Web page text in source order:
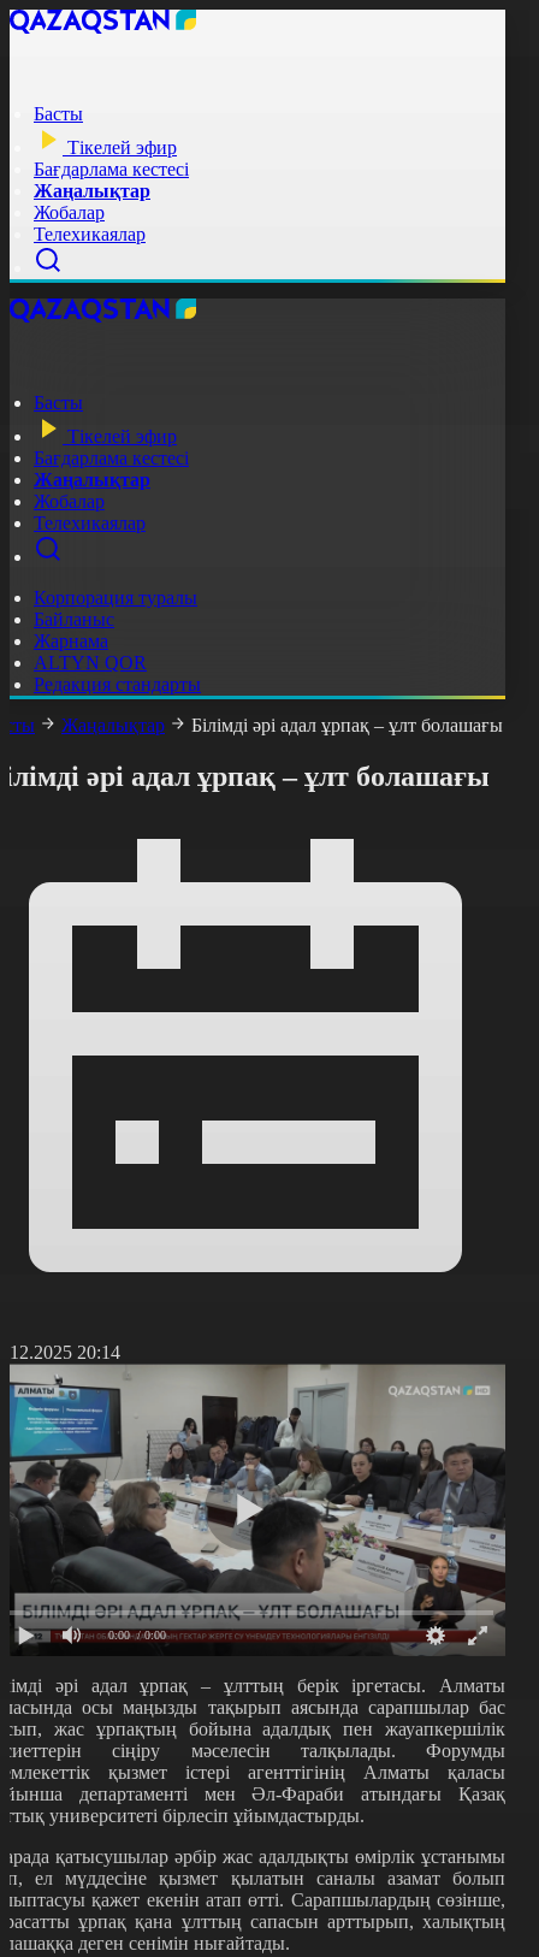
Басты
Тікелей эфир
Бағдарлама кестесі
Жаңалықтар
Жобалар
Телехикаялар
Басты
Тікелей эфир
Бағдарлама кестесі
Жаңалықтар
Жобалар
Телехикаялар
Корпорация туралы
Байланыс
Жарнама
ALTYN QOR
Редакция стандарты
Жаңалықтар Білімді әрі адал ұрпақ – ұлт болашағы
әрі адал ұрпақ – ұлт болашағы
20:14
0:00 / 0:00
әрі адал ұрпақ – ұлттың берік іргетасы. Алматы
осы маңызды тақырып аясында сарапшылар бас
жас ұрпақтың бойына адалдық пен жауапкершілік
сіңіру мәселесін талқылады. Форумды
қызмет істері агенттігінің Алматы қаласы
департаменті мен Әл-Фараби атындағы Қазақ
университеті бірлесіп ұйымдастырды.
қатысушылар әрбір жас адалдықты өмірлік ұстанымы
ел мүддесіне қызмет қылатын саналы азамат болып
қажет екенін атап өтті. Сарапшылардың сөзінше,
ұрпақ қана ұлттың сапасын арттырып, халықтың
деген сенімін нығайтады.